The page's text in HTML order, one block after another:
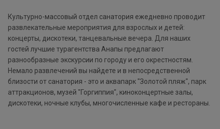
Культурно-массовый отдел санатория ежедневно проводит
развлекательные мероприятия для взрослых и детей:
концерты, дискотеки, танцевальные вечера. Для наших
гостей лучшие турагентства Анапы предлагают
разнообразные экскурсии по городу и его окрестностям.
Немало развлечений вы найдете и в непосредственной
близости от санатория - это и аквапарк "Золотой пляж", парк
аттракционов, музей "Горгиппия", киноконцертные залы,
дискотеки, ночные клубы, многочисленные кафе и рестораны.